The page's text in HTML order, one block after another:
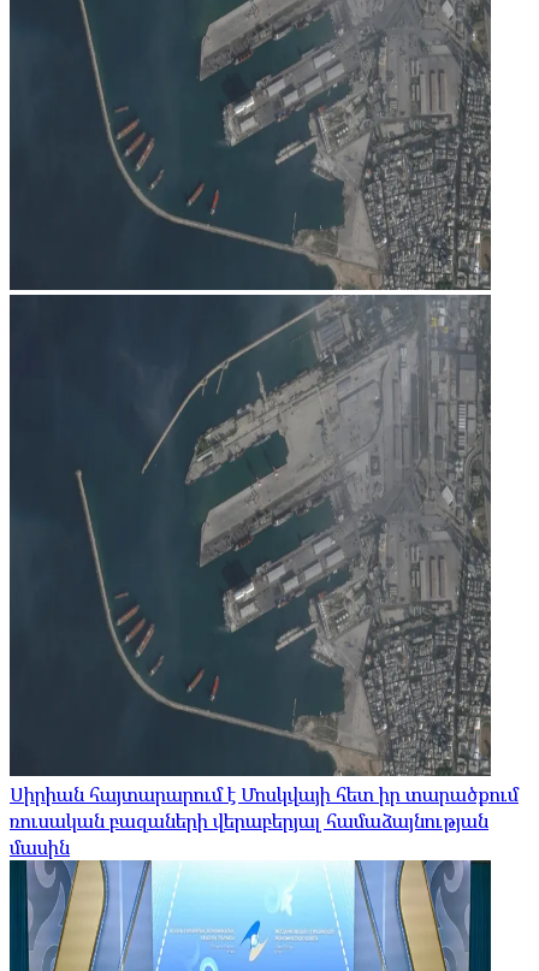
Սիրիան հայտարարում է Մոսկվայի հետ իր տարածքում
ռուսական բազաների վերաբերյալ համաձայնության
մասին